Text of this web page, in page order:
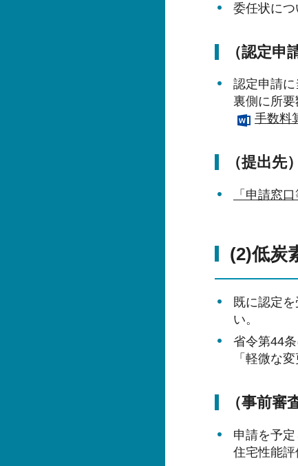
委任状につ
（認定申
認定申請
裏側に所
手数料
（提出先）
「申請窓
(2)低炭
既に認定
い。
省令第44
「軽微な
（事前審
申請を予
住宅性能